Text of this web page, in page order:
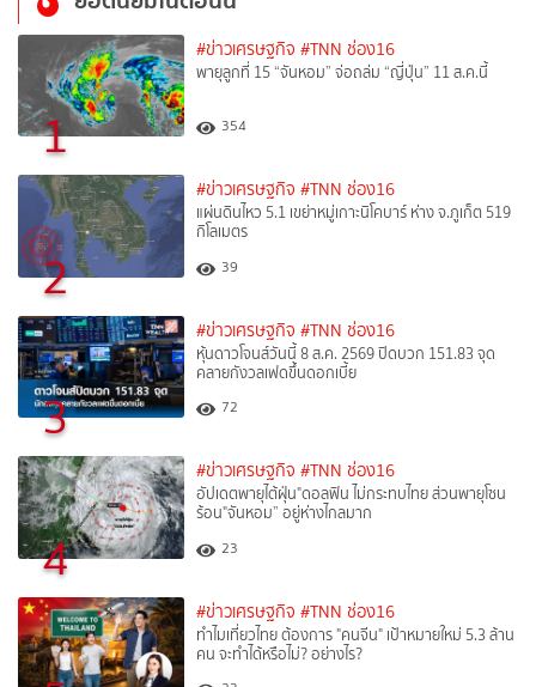
1
#ข่าวเศรษฐกิจ #TNN ช่อง16
พายุลูกที่ 15 “จันหอม” จ่อถล่ม “ญี่ปุ่น” 11 ส.ค.นี้
354
2
#ข่าวเศรษฐกิจ #TNN ช่อง16
แผ่นดินไหว 5.1 เขย่าหมู่เกาะนิโคบาร์ ห่าง จ.ภูเก็ต 519
กิโลเมตร
39
3
#ข่าวเศรษฐกิจ #TNN ช่อง16
หุ้นดาวโจนส์วันนี้ 8 ส.ค. 2569 ปิดบวก 151.83 จุด
คลายกังวลเฟดขึ้นดอกเบี้ย
72
4
#ข่าวเศรษฐกิจ #TNN ช่อง16
อัปเดตพายุไต้ฝุ่น"ดอลฟิน ไม่กระทบไทย ส่วนพายุโซน
ร้อน"จันหอม” อยู่ห่างไกลมาก
23
#ข่าวเศรษฐกิจ #TNN ช่อง16
ทำไมเที่ยวไทย ต้องการ "คนจีน" เป้าหมายใหม่ 5.3 ล้าน
คน จะทำได้หรือไม่? อย่างไร?